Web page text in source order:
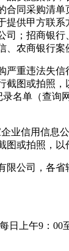
同采购清
供甲方联
；招商银
农商银行案
重违法失
图或拍照
录名单（查
业信用信
或拍照，
公司，各
日上午9：